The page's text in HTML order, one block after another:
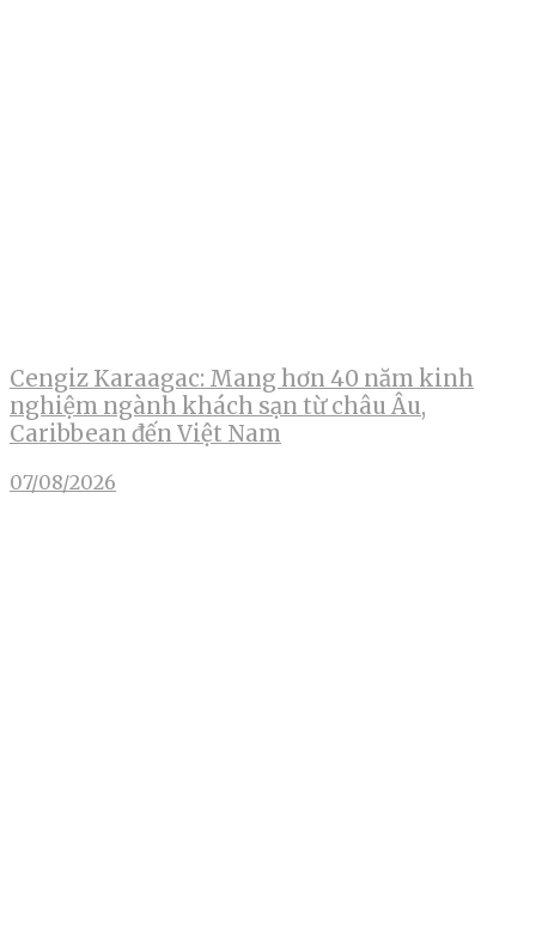
Cengiz Karaagac: Mang hơn 40 năm kinh
nghiệm ngành khách sạn từ châu Âu,
Caribbean đến Việt Nam
07/08/2026